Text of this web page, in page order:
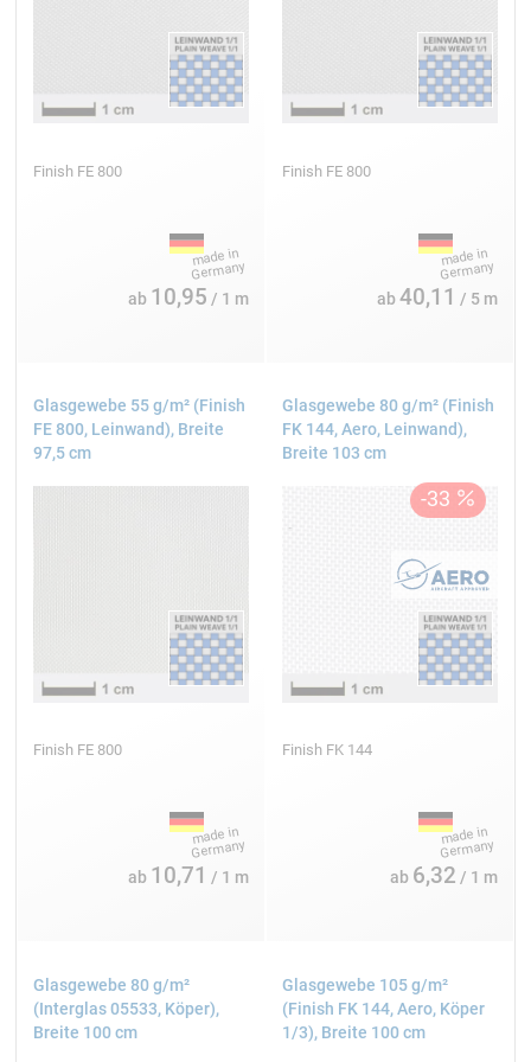
Chlorwasserstoff (nach 30 Minuten) 25 %
Thermische Eigenschaften
Brandverhalten verändert. Es muss dann die
Textilglasgewebe haben eine hohe Restfestigkeit nach
Temperaturbeaufschlagung.
Restzugfestigkeit von Geweben aus E-Glas nach
Temperatur (°C)
nach
500
600
Hohe UV-Beständigkeit und optische Klarheit
Produkte aus Glasfaser mit Epoxidharz bieten eine hohe
UV-Beständigkeit und eignen sich somit für
was sie auch für dekorative und funktionale Projekte
attraktiv macht.
Finish FE 800
ab 10,95 / 1 m
Finish FE 800
ab40,11 / 5 m
Glasgewebe 55 g/m² (Finish
FE 800, Leinwand), Breite
97,5 cm
Finish FE 800
ab 10,71 / 1 m
Glasgewebe 80 g/m² (Finish
FK 144, Aero, Leinwand),
Breite 103 cm
Finish FK 144
ab 6,32 / 1 m
Glasgewebe 80 g/m²
(Interglas 05533, Köper),
Breite 100 cm
Glasgewebe 105 g/m²
(Finish FK 144, Aero, Köper
1/3), Breite 100 cm